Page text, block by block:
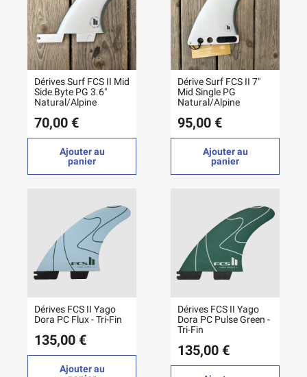
Dérives Surf FCS II Mid
Side Byte PG 3.6"
Natural/Alpine
70,00 €
Ajouter au
panier
Dérive Surf FCS II 7"
Mid Single PG
Natural/Alpine
95,00 €
Ajouter au
panier
Dérives FCS II Yago
Dora PC Flux - Tri-Fin
135,00 €
Ajouter au
Dérives FCS II Yago
Dora PC Pulse Green -
Tri-Fin
135,00 €